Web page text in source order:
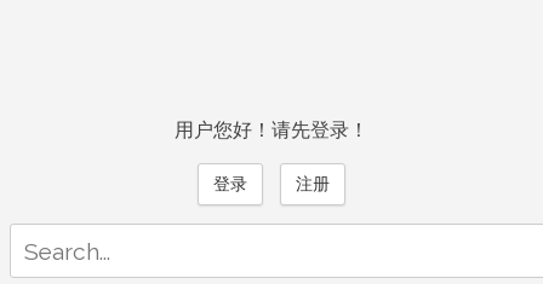
用户您好！请先登录！
登录 注册
for: